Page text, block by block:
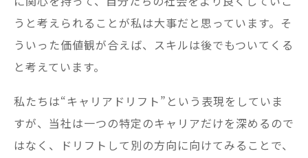
うと考えられることが私は大事だと思っています。そ
ういった価値観が合えば、スキルは後でもついてくる
と考えています。
私たちは“キャリアドリフト”という表現をしていま
すが、当社は一つの特定のキャリアだけを深めるので
はなく、ドリフトして別の方向に向けてみることで、